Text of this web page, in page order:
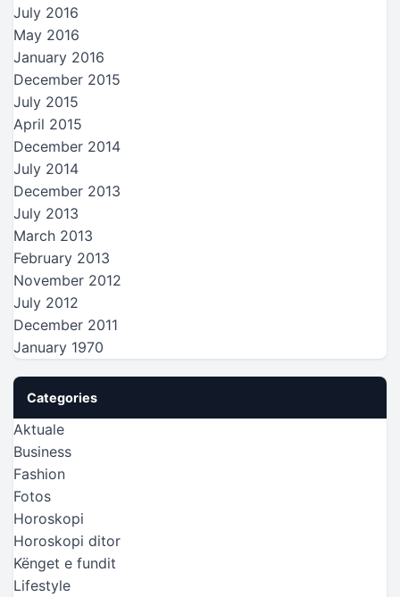
July 2016
May 2016
January 2016
December 2015
July 2015
April 2015
December 2014
July 2014
December 2013
July 2013
March 2013
February 2013
November 2012
July 2012
December 2011
January 1970
Categories
Aktuale
Business
Fashion
Fotos
Horoskopi
Horoskopi ditor
Kënget e fundit
Lifestyle